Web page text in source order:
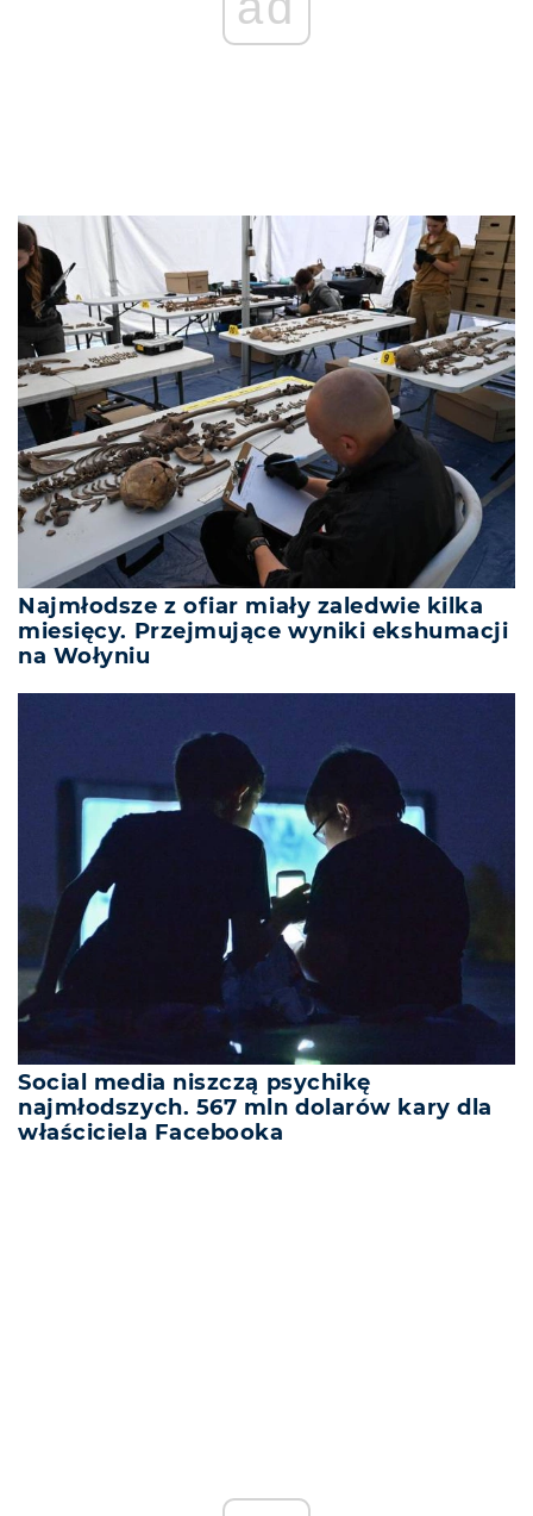
Najmłodsze z ofiar miały zaledwie kilka
miesięcy. Przejmujące wyniki ekshumacji
na Wołyniu
Social media niszczą psychikę
najmłodszych. 567 mln dolarów kary dla
właściciela Facebooka